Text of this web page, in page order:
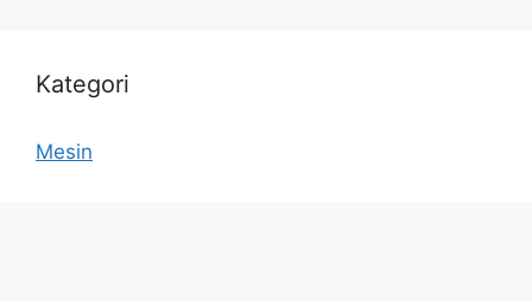
Kategori
Mesin